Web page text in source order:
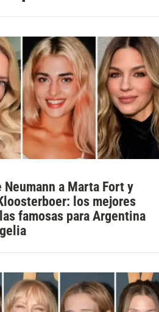
Neumann a Marta Fort y
los mejores
famosas para Argentina